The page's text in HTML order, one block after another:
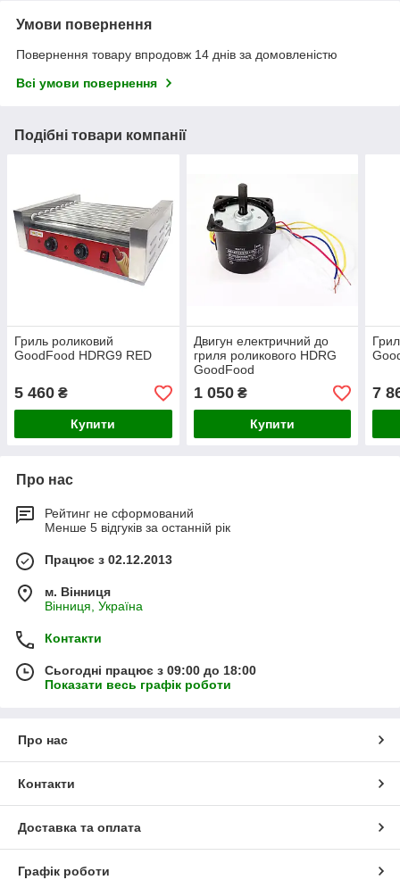
Умови повернення
Повернення товару впродовж 14 днів за домовленістю
Всі умови повернення
Подібні товари компанії
Гриль роликовий
GoodFood HDRG9 RED
5 460 ₴
Купити
Двигун електричний до
гриля роликового HDRG
GoodFood
1 050₴
Купити
7
Про нас
Рейтинг не сформований
Менше 5 відгуків за останній рік
Працює з 02.12.2013
м. Вінниця
Вінниця, Україна
Контакти
Сьогодні працює з 09:00 до 18:00
Показати весь графік роботи
Про нас
Контакти
Доставка та оплата
Графік роботи